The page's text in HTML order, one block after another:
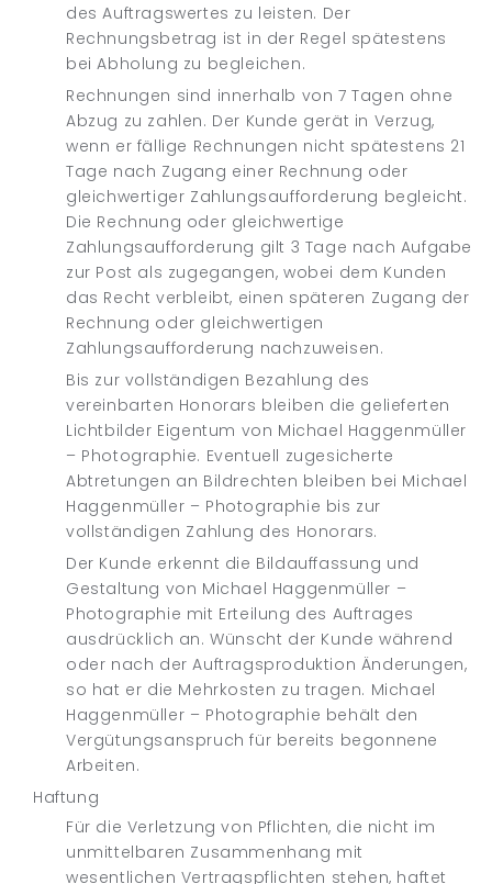
des Auftragswertes zu leisten. Der
Rechnungsbetrag ist in der Regel spätestens
bei Abholung zu begleichen.
Rechnungen sind innerhalb von 7 Tagen ohne
Abzug zu zahlen. Der Kunde gerät in Verzug,
wenn er fällige Rechnungen nicht spätestens 21
Tage nach Zugang einer Rechnung oder
gleichwertiger Zahlungsaufforderung begleicht.
Die Rechnung oder gleichwertige
Zahlungsaufforderung gilt 3 Tage nach Aufgabe
zur Post als zugegangen, wobei dem Kunden
das Recht verbleibt, einen späteren Zugang der
Rechnung oder gleichwertigen
Zahlungsaufforderung nachzuweisen.
Bis zur vollständigen Bezahlung des
vereinbarten Honorars bleiben die gelieferten
Lichtbilder Eigentum von Michael Haggenmüller
– Photographie. Eventuell zugesicherte
Abtretungen an Bildrechten bleiben bei Michael
Haggenmüller – Photographie bis zur
vollständigen Zahlung des Honorars.
Der Kunde erkennt die Bildauffassung und
Gestaltung von Michael Haggenmüller –
Photographie mit Erteilung des Auftrages
ausdrücklich an. Wünscht der Kunde während
oder nach der Auftragsproduktion Änderungen,
so hat er die Mehrkosten zu tragen. Michael
Haggenmüller – Photographie behält den
Vergütungsanspruch für bereits begonnene
Arbeiten.
Haftung
Für die Verletzung von Pflichten, die nicht im
unmittelbaren Zusammenhang mit
wesentlichen Vertragspflichten stehen, haftet